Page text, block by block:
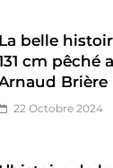
La belle
cm pêché
Brière
22 Octobre 2024